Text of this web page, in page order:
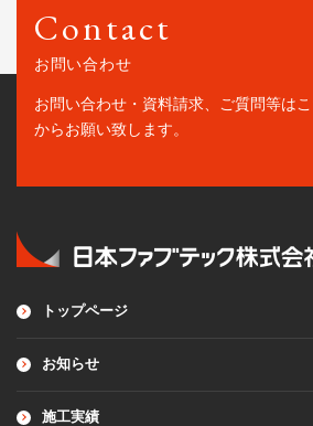
Contact
お問い合わせ
お問い合わせ・資料請求、ご質問等は
からお願い致します。
トップページ
お知らせ
施工実績